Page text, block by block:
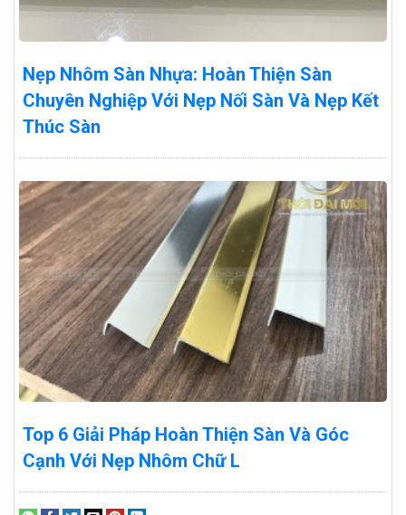
Nẹp Nhôm Sàn Nhựa: Hoàn Thiện Sàn
Chuyên Nghiệp Với Nẹp Nối Sàn Và Nẹp Kết
Thúc Sàn
Top 6 Giải Pháp Hoàn Thiện Sàn Và Góc
Cạnh Với Nẹp Nhôm Chữ L